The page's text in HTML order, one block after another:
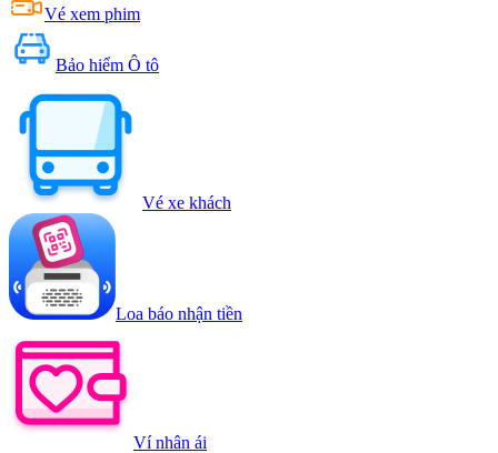
Vé xem phim
Bảo hiểm Ô tô
Vé xe khách
Loa báo nhận tiền
Ví nhân ái